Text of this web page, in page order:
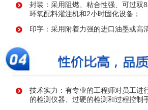
封装：采用阻燃、粘合性强、可过双
环氧配料灌注机和2小时固化设备；
印字：采用附着力强的进口油墨或高
技术实力：有专业的工程师对员工进
的检测仪器、过硬的检测和过程控制